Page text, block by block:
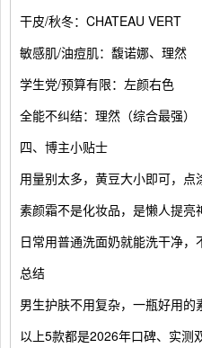
干皮/秋冬：CHATEAU VERT
敏感肌/油痘肌：馥诺娜、理然
学生党/预算有限：左颜右色
全能不纠结：理然（综合最强）
四、博主小贴士
用量别太多，黄豆大小即可，点
素颜霜不是化妆品，是懒人提亮
日常用普通洗面奶就能洗干净，
总结
男生护肤不用复杂，一瓶好用的
以上5款都是2026年口碑、实测